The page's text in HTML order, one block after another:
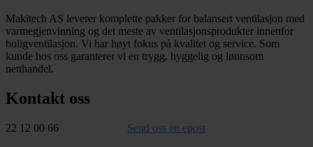
Makitech AS leverer komplette pakker for balansert ventilasjon med
varmegjenvinning og det meste av ventilasjonsprodukter innenfor
boligventilasjon. Vi har høyt fokus på kvalitet og service. Som
kunde hos oss garanterer vi en trygg, hyggelig og lønnsom
netthandel.
Kontakt oss
22 12 00 66 Send oss en epost